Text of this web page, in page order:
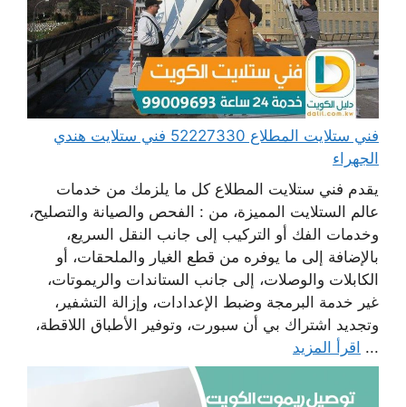
فني ستلايت المطلاع 52227330 فني ستلايت هندي
الجهراء
يقدم فني ستلايت المطلاع كل ما يلزمك من خدمات
عالم الستلايت المميزة، من : الفحص والصيانة والتصليح،
وخدمات الفك أو التركيب إلى جانب النقل السريع،
بالإضافة إلى ما يوفره من قطع الغيار والملحقات، أو
الكابلات والوصلات، إلى جانب الستاندات والريموتات،
غير خدمة البرمجة وضبط الإعدادات، وإزالة التشفير،
وتجديد اشتراك بي أن سبورت، وتوفير الأطباق اللاقطة،
... اقرأ المزيد